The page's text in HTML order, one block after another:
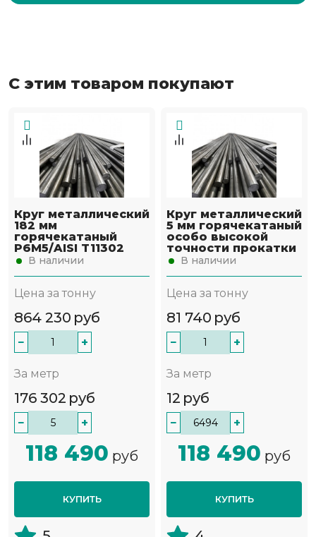
С этим товаром покупают
Круг металлический
182 мм
горячекатаный
Р6М5/AISI T11302
В наличии
Цена за тонну
864 230 руб
− +
За метр
176 302 руб
− +
118 490 руб
КУПИТЬ
Круг металлический
5 мм горячекатаный
особо высокой
точности прокатки
В наличии
Цена за тонну
81 740 руб
− +
За метр
12 руб
− +
118 490 руб
КУПИТЬ